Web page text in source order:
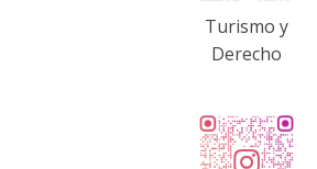
Turismo y
Derecho